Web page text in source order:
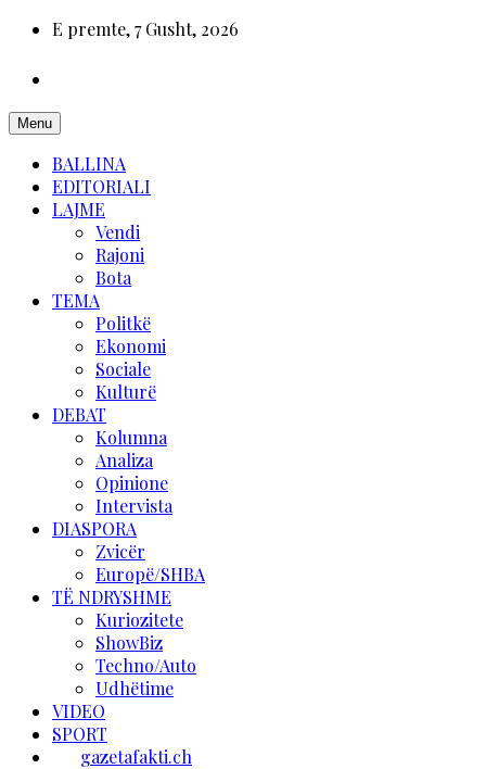
E premte, 7 Gusht, 2026
Menu
BALLINA
EDITORIALI
LAJME
Vendi
Rajoni
Bota
TEMA
Politkë
Ekonomi
Sociale
Kulturë
DEBAT
Kolumna
Analiza
Opinione
Intervista
DIASPORA
Zvicër
Europë/SHBA
TË NDRYSHME
Kuriozitete
ShowBiz
Techno/Auto
Udhëtime
VIDEO
SPORT
gazetafakti.ch